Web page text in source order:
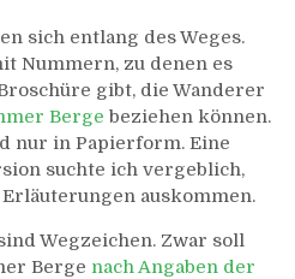
sich entlang des Weges.
Nummern, zu denen es
gibt, die Wanderer
Berge beziehen können.
nur in Papierform. Eine
suchte ich vergeblich,
auskommen.
Wegzeichen. Zwar soll
Berge nach Angaben der